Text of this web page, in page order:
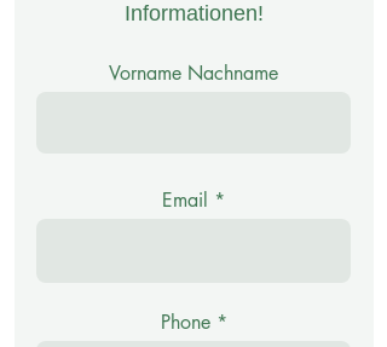
Informationen!
Vorname Nachname
Email
Phone